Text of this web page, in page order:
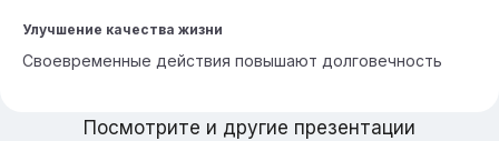
Улучшение качества жизни
Своевременные действия повышают долговечность
Посмотрите и другие презентации